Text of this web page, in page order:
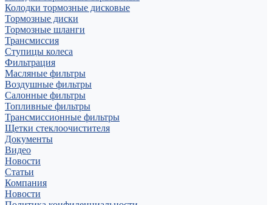
Колодки тормозные дисковые
Тормозные диски
Тормозные шланги
Трансмиссия
Ступицы колеса
Фильтрация
Масляные фильтры
Воздушные фильтры
Салонные фильтры
Топливные фильтры
Трансмиссионные фильтры
Щетки стеклоочистителя
Документы
Видео
Новости
Статьи
Компания
Новости